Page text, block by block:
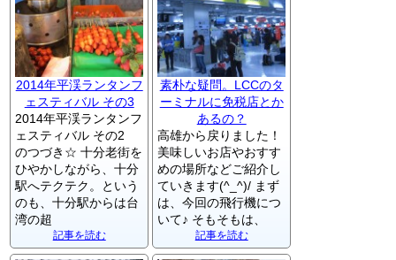
2014年平渓ランタンフ
ェスティバル その3
2014年平渓ランタンフ
ェスティバル その2
のつづき☆ 十分老街を
ひやかしながら、十分
駅へテクテク。という
のも、十分駅からは台
湾の超
記事を読む
素朴な疑問。LCCのタ
ーミナルに免税店とか
あるの？
高雄から戻りました！
美味しいお店やおすす
めの場所などご紹介し
ていきます(^_^)/ まず
は、今回の飛行機につ
いて♪ そもそもは、
記事を読む